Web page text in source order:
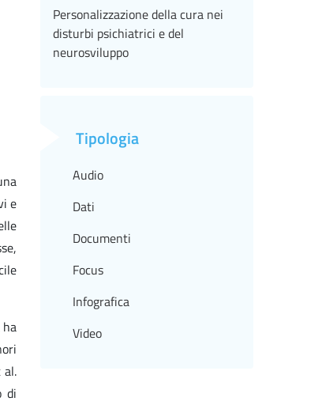
e
al.
di
Personalizzazione della cura nei
disturbi psichiatrici e del
neurosviluppo
Tipologia
Audio
Dati
Documenti
Focus
Infografica
Video